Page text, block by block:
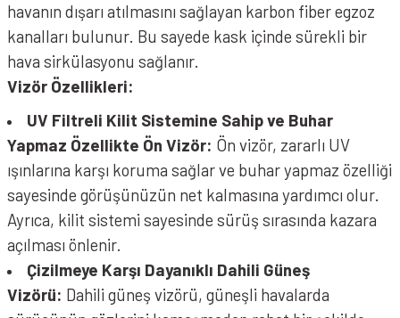
havanın dışarı atılmasını sağlayan karbon fiber egzoz
kanalları bulunur. Bu sayede kask içinde sürekli bir
hava sirkülasyonu sağlanır.
Vizör Özellikleri:
UV Filtreli Kilit Sistemine Sahip ve Buhar
Yapmaz Özellikte Ön Vizör: Ön vizör, zararlı UV
ışınlarına karşı koruma sağlar ve buhar yapmaz özelliği
sayesinde görüşünüzün net kalmasına yardımcı olur.
Ayrıca, kilit sistemi sayesinde sürüş sırasında kazara
açılması önlenir.
Çizilmeye Karşı Dayanıklı Dahili Güneş
Vizörü: Dahili güneş vizörü, güneşli havalarda